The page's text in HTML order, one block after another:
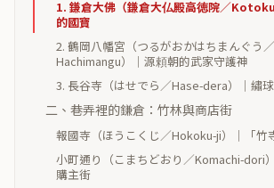
1. 鎌倉大佛（鎌倉大仏殿高徳院／
的國寶
2. 鶴岡八幡宮（つるがおかはちまんぐう
Hachimangu）｜源頼朝的武家守護神
3. 長谷寺（はせでら／Hase-dera）｜繡
二、巷弄裡的鎌倉：竹林與商店街
報國寺（ほうこくじ／Hokoku-ji）｜「竹
小町通り（こまちどおり／Komachi-dori
購主街